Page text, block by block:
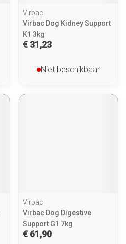
Virbac
Virbac Dog Kidney Support
K1 3kg
€ 31,23
Niet beschikbaar
Virbac
Virbac Dog Digestive
Support G1 7kg
€ 61,90